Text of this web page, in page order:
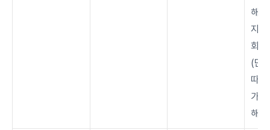
해당
지/
회원
(단,
따라
가
해